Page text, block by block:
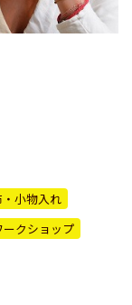
小物入れ
ークショップ